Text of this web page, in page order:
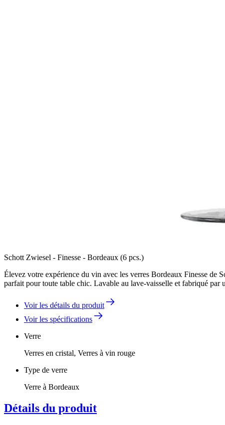
Schott Zwiesel - Finesse - Bordeaux (6 pcs.)
Élevez votre expérience du vin avec les verres Bordeaux Finesse de
parfait pour toute table chic. Lavable au lave-vaisselle et fabriqué
Voir les détails du produit
Voir les spécifications
Verre
Verres en cristal, Verres à vin rouge
Type de verre
Verre à Bordeaux
Détails du produit